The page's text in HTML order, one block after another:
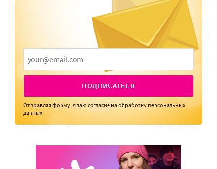
ПОДПИСАТЬСЯ
Отправляя форму, я даюсогласие на обработку персональных
данных